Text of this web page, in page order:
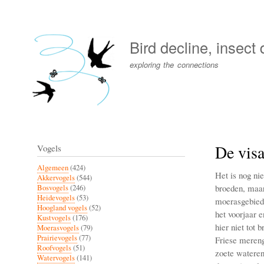
menu
Bird decline, insect
exploring the connections
De
Het is nog
broeden,
het voorjaar
hier niet tot
Friese
zoete
Vogels
Algemeen(424)
Akkervogels(544)
Bosvogels(246)
Heidevogels(53)
Hoogland vogels(52)
Kustvogels(176)
Moerasvogels(79)
Prairievogels(77)
Roofvogels(51)
Watervogels(141)